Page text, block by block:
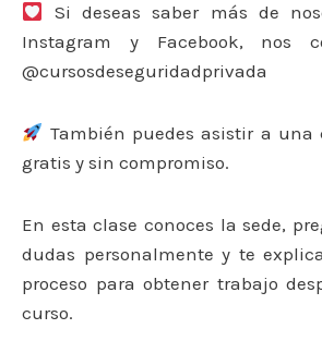
Si deseas saber más de
Instagram y Facebook, nos
@cursosdeseguridadprivada
También puedes asistir a una
gratis y sin compromiso.
En esta clase conoces la sede,
dudas personalmente y te
proceso para obtener trabajo
curso.